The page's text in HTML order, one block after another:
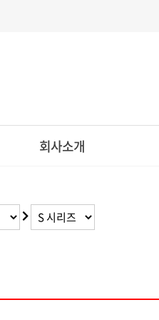
민이라면?
는
회사소개
세아텍 소개
증현황